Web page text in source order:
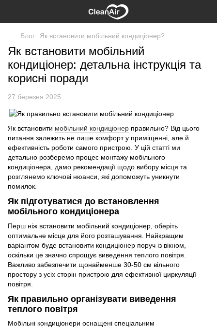
Блог Як встановити мобільний кондиціонер?
Як встановити мобільний
кондиціонер: детальна інструкція та
корисні поради
27 березня 2025
Як встановити мобільний кондиціонер правильно? Від цього
питання залежить не лише комфорт у приміщенні, але й
ефективність роботи самого пристрою. У цій статті ми
детально розберемо процес монтажу мобільного
кондиціонера, дамо рекомендації щодо вибору місця та
розглянемо ключові нюанси, які допоможуть уникнути
помилок.
Як підготуватися до встановлення
мобільного кондиціонера
Перш ніж встановити мобільний кондиціонер, оберіть
оптимальне місце для його розташування. Найкращим
варіантом буде встановити кондиціонер поруч із вікном,
оскільки це значно спрощує виведення теплого повітря.
Важливо забезпечити щонайменше 30-50 см вільного
простору з усіх сторін пристрою для ефективної циркуляції
повітря.
Як правильно організувати виведення
теплого повітря
Мобільні кондиціонери оснащені спеціальним